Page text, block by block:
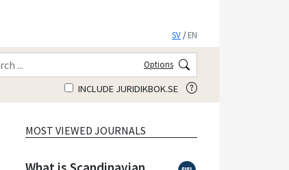
SV /EN
Options
INCLUDE JURIDIKBOK.SE
MOST VIEWED JOURNALS